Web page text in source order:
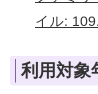
イル:
利用対象